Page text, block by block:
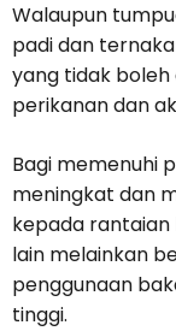
Walaupun
padi dan
yang tidak
perikanan dan
Bagi memenuhi
meningkat dan
kepada rantaian
lain melainkan
penggunaan
tinggi.